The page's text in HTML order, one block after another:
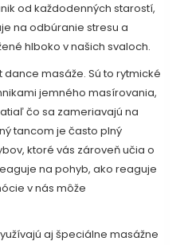
od každodenných starostí,
na odbúranie stresu a
hlboko v našich svaloch.
masáže. Sú to rytmické
jemného masírovania,
čo sa zameriavajú na
tancom je často plný
ktoré vás zároveň učia o
na pohyb, ako reaguje
v nás môže
aj špeciálne masážne